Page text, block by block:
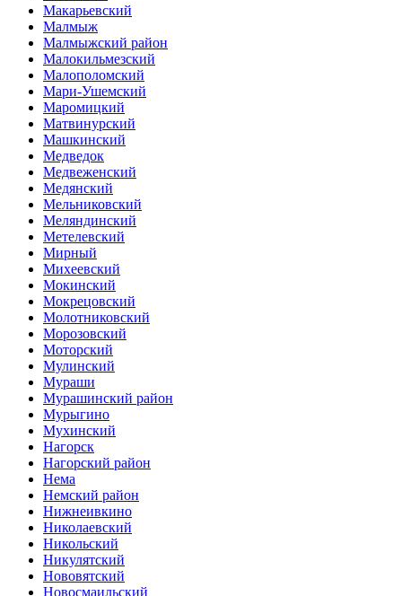
Макарьевский
Малмыж
Малмыжский район
Малокильмезский
Малополомский
Мари-Ушемский
Маромицкий
Матвинурский
Машкинский
Медведок
Медвеженский
Медянский
Мельниковский
Меляндинский
Метелевский
Мирный
Михеевский
Мокинский
Мокрецовский
Молотниковский
Морозовский
Моторский
Мулинский
Мураши
Мурашинский район
Мурыгино
Мухинский
Нагорск
Нагорский район
Нема
Немский район
Нижнеивкино
Николаевский
Никольский
Никулятский
Нововятский
Новосмаильский